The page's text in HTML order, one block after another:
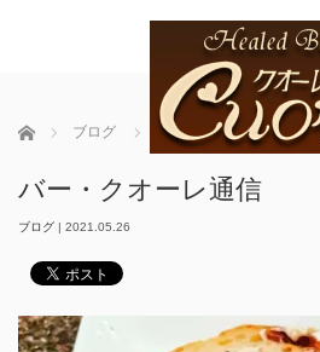
ホーム ブログ バー・クオーレ通信
バー・クオーレ通信
ブログ | 2021.05.26